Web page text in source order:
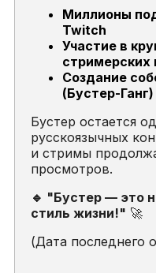
Миллионы
Twitch
Участие в
стримерских
Создание
(Бустер-Ганг)
Бустер остается
русскоязычных
и стримы
просмотров.
🔹 "Бустер — это
стиль жизни!" 🚀
(Дата последнего